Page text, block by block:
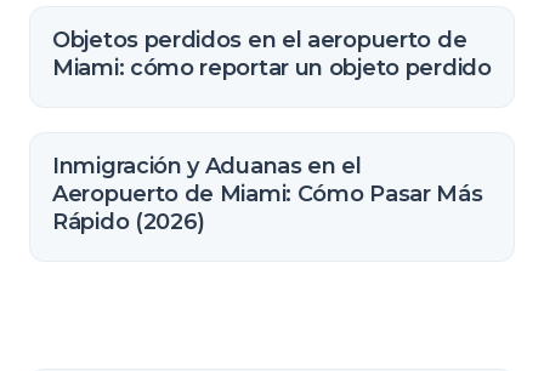
Objetos perdidos en el aeropuerto de
Miami: cómo reportar un objeto perdido
Inmigración y Aduanas en el
Aeropuerto de Miami: Cómo Pasar Más
Rápido (2026)